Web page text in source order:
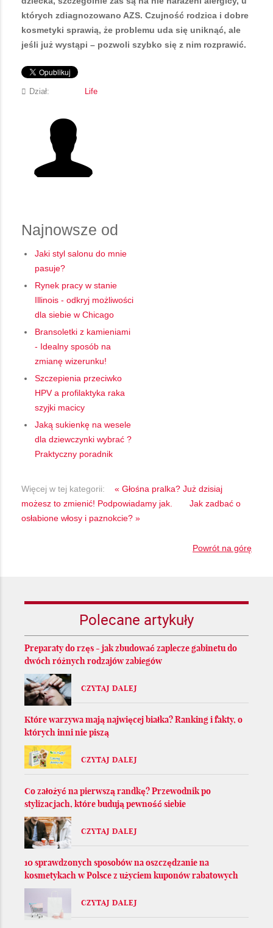
których zdiagnozowano AZS. Czujność rodzica i dobre
kosmetyki sprawią, że problemu uda się uniknąć, ale
jeśli już wystąpi – pozwoli szybko się z nim rozprawić.
Dział: Life
Najnowsze od
Jaki styl salonu do mnie
pasuje?
Rynek pracy w stanie
Illinois - odkryj możliwości
dla siebie w Chicago
Bransoletki z kamieniami
- Idealny sposób na
zmianę wizerunku!
Szczepienia przeciwko
HPV a profilaktyka raka
szyjki macicy
Jaką sukienkę na wesele
dla dziewczynki wybrać ?
Praktyczny poradnik
Więcej w tej kategorii:
« Głośna pralka? Już dzisiaj
możesz to zmienić! Podpowiadamy jak.
Jak zadbać o
osłabione włosy i paznokcie? »
Powrót na górę
Polecane artykuły
Preparaty do rzęs - jak zbudować zaplecze gabinetu do
dwóch różnych rodzajów zabiegów
CZYTAJ DALEJ
Które warzywa mają najwięcej białka? Ranking i fakty, o
których inni nie piszą
CZYTAJ DALEJ
Co założyć na pierwszą randkę? Przewodnik po
stylizacjach, które budują pewność siebie
CZYTAJ DALEJ
10 sprawdzonych sposobów na oszczędzanie na
kosmetykach w Polsce z użyciem kuponów rabatowych
CZYTAJ DALEJ